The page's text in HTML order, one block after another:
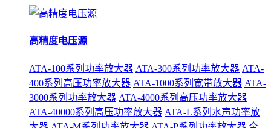
高精度电压源
ATA-100系列功率放大器 ATA-300系列功率放大器 ATA-
400系列高压功率放大器 ATA-1000系列宽带放大器 ATA-
3000系列功率放大器 ATA-4000系列高压功率放大器
ATA-40000系列高压功率放大器 ATA-L系列水声功率放